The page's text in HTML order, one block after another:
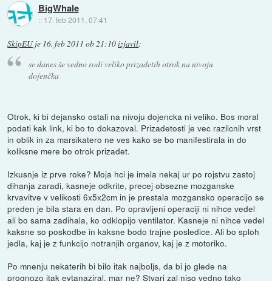
BigWhale
:: 17. feb 2011, 07:41
SkipEU je 16. feb 2011 ob 21:10izjavil:
se danes še vedno rodi veliko prizadetih otrok na nivoju
dojenčka
Otrok, ki bi dejansko ostali na nivoju dojencka ni veliko. Bos moral
podati kak link, ki bo to dokazoval. Prizadetosti je vec razlicnih vrst
in oblik in za marsikatero ne ves kako se bo manifestirala in do
koliksne mere bo otrok prizadet.
Izkusnje iz prve roke? Moja hci je imela nekaj ur po rojstvu zastoj
dihanja zaradi, kasneje odkrite, precej obsezne mozganske
krvavitve v velikosti 6x5x2cm in je prestala mozgansko operacijo se
preden je bila stara en dan. Po opravljeni operaciji ni nihce vedel
ali bo sama zadihala, ko odklopijo ventilator. Kasneje ni nihce vedel
kaksne so poskodbe in kaksne bodo trajne posledice. Ali bo sploh
jedla, kaj je z funkcijo notranjih organov, kaj je z motoriko.
Po mnenju nekaterih bi bilo itak najboljs, da bi jo glede na
prognozo itak evtanaziral, mar ne? Stvari zal niso vedno tako